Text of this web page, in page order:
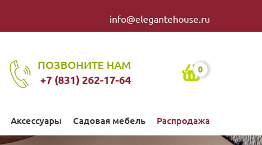
info@elegantehouse.ru
ПОЗВОНИТЕ НАМ
+7 (831) 262-17-64
0
Аксессуары Садовая мебель Распродажа